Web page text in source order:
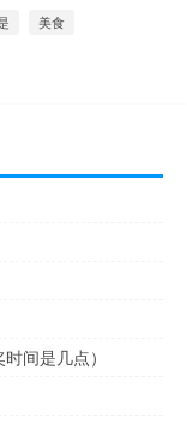
美食
间是几点）